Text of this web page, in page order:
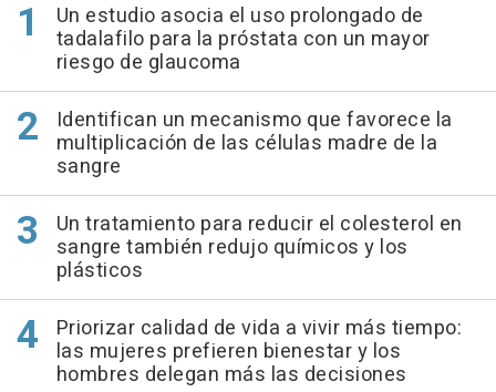
Un estudio asocia el uso prolongado de
tadalafilo para la próstata con un mayor
riesgo de glaucoma
Identifican un mecanismo que favorece la
multiplicación de las células madre de la
sangre
Un tratamiento para reducir el colesterol en
sangre también redujo químicos y los
plásticos
Priorizar calidad de vida a vivir más tiempo:
las mujeres prefieren bienestar y los
hombres delegan más las decisiones